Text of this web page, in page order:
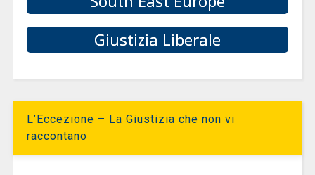
Giustizia Liberale
L’Eccezione – La Giustizia che non vi
raccontano